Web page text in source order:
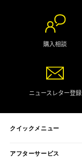
購入相談
ニュースレター登録
クイックメニュー
アフターサービス